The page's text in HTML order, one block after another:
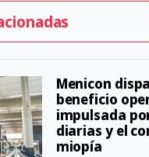
Menicon
beneficio
impulsada
diarias y el
miopía